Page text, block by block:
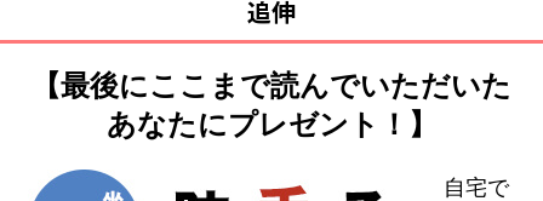
追伸
【最後にここまで読んでいただいた
あなたにプレゼント！】
自宅で